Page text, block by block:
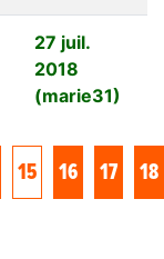
27 juil.
2018
(marie31)
15 16 17 18